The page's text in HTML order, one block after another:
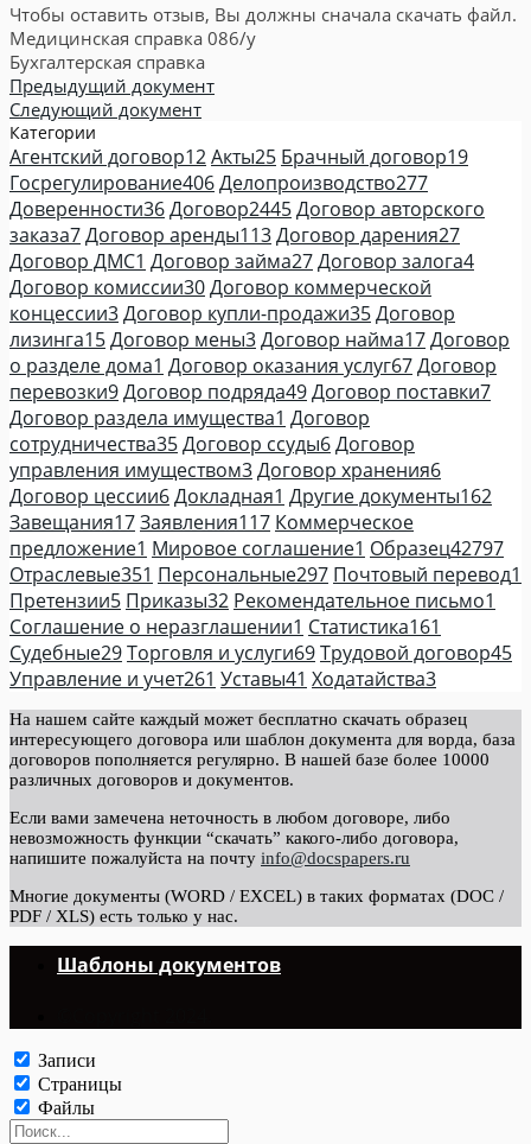
Чтобы оставить отзыв, Вы должны сначала скачать файл.
Медицинская справка 086/у
Бухгалтерская справка
Предыдущий документ
Следующий документ
Категории
Агентский договор12Акты25 Брачный договор19
Госрегулирование406Делопроизводство277
Доверенности36Договор2445Договор авторского
заказа7Договор аренды113Договор дарения27
Договор ДМС1 Договор займа27Договор залога4
Договор комиссии30Договор коммерческой
концессии3Договор купли-продажи35Договор
лизинга15Договор мены3Договор найма17Договор
о разделе дома1 Договор оказания услуг67Договор
перевозки9Договор подряда49Договор поставки7
Договор раздела имущества1 Договор
сотрудничества35Договор ссуды6Договор
управления имуществом3Договор хранения6
Договор цессии6Докладная1 Другие документы162
Завещания17Заявления117 Коммерческое
предложение1 Мировое соглашение1 Образец42797
Отраслевые351 Персональные297 Почтовый перевод1
Претензии5 Приказы32 Рекомендательное письмо1
Соглашение о неразглашении1 Статистика161
Судебные29Торговля и услуги69Трудовой договор45
Управление и учет261 Уставы41 Ходатайства3
На нашем сайте каждый может бесплатно скачать образец
интересующего договора или шаблон документа для ворда, база
договоров пополняется регулярно. В нашей базе более 10000
различных договоров и документов.
Если вами замечена неточность в любом договоре, либо
невозможность функции “скачать” какого-либо договора,
напишите пожалуйста на почту info@docspapers.ru
Многие документы (WORD / EXCEL) в таких форматах (DOC /
PDF / XLS) есть только у нас.
Шаблоны документов
Записи
Страницы
Файлы